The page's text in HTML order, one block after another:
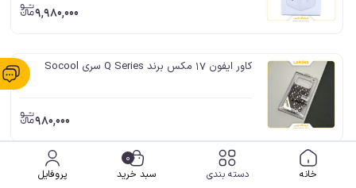
9,980,000
کاور ایفون 17 مکس برند Q Series سری Socool
980,000
کاور ایفون 17 مکس برند Swarovski سری Diamond
پروفایل
0
سبد خرید دسته بندی خانه